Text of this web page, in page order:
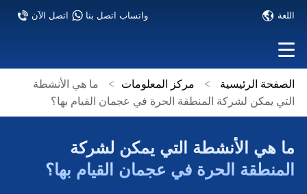
واتساب اتصل بنا اتصل الآن اللغة
الصفحة الرئيسية > مركز المعلومات >
ما هي الأنشطة
التي يمكن لشركة المنطقة الحرة في عجمان القيام بها؟
ما هي الأنشطة التي يمكن لشركة
المنطقة الحرة في عجمان القيام بها؟